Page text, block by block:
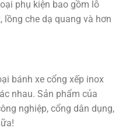
phụ kiện bao gồm lỗ
lồng che dạ quang và hơn
bánh xe cổng xếp inox
nhau. Sản phẩm của
nghiệp, cổng dân dụng,